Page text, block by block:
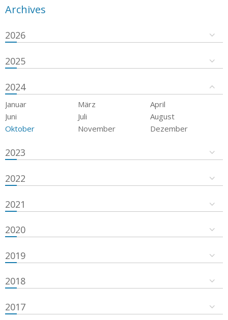
Archives
2026
2025
2024
Januar März
April
Juni
Juli
August
Oktober
November Dezember
2023
2022
2021
2020
2019
2018
2017